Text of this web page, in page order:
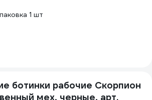
1 шт
ботинки рабочие Скорпион
мех, черные, арт.